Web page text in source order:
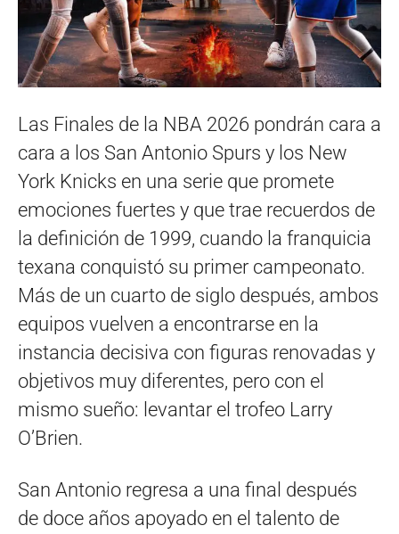
Las Finales de la NBA 2026 pondrán cara a
cara a los San Antonio Spurs y los New
York Knicks en una serie que promete
emociones fuertes y que trae recuerdos de
la definición de 1999, cuando la franquicia
texana conquistó su primer campeonato.
Más de un cuarto de siglo después, ambos
equipos vuelven a encontrarse en la
instancia decisiva con figuras renovadas y
objetivos muy diferentes, pero con el
mismo sueño: levantar el trofeo Larry
O’Brien.
San Antonio regresa a una final después
de doce años apoyado en el talento de